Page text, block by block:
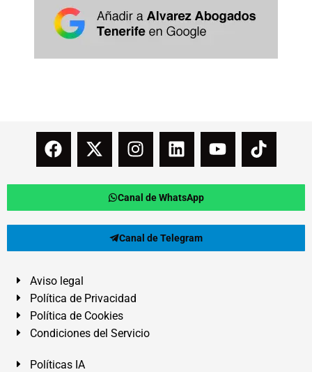
Canal de WhatsApp
Canal de Telegram
Aviso legal
Política de Privacidad
Política de Cookies
Condiciones del Servicio
Políticas IA